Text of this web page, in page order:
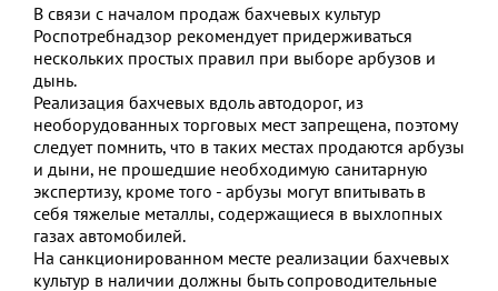
В связи с началом продаж бахчевых культур
Роспотребнадзор рекомендует придерживаться
нескольких простых правил при выборе арбузов и
дынь.
Реализация бахчевых вдоль автодорог, из
необорудованных торговых мест запрещена, поэтому
следует помнить, что в таких местах продаются арбузы
и дыни, не прошедшие необходимую санитарную
экспертизу, кроме того - арбузы могут впитывать в
себя тяжелые металлы, содержащиеся в выхлопных
газах автомобилей.
На санкционированном месте реализации бахчевых
культур в наличии должны быть сопроводительные